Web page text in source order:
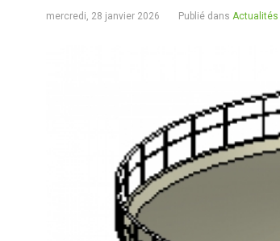
mercredi, 28 janvier 2026 Publié dans Actualités